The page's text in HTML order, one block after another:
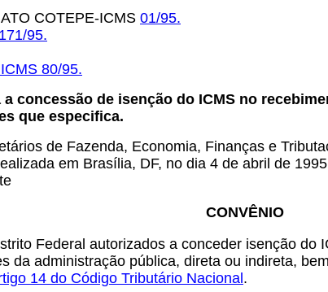
COTEPE-ICMS 01/95.
95.
80/95.
a concessão de isenção do ICMS no
que especifica.
de Fazenda, Economia, Finanças e
em Brasília, DF, no dia 4 de abril de
CONVÊNIO
Federal autorizados a conceder isenção
da administração pública, direta ou indireta,
14 do Código Tributário Nacional .